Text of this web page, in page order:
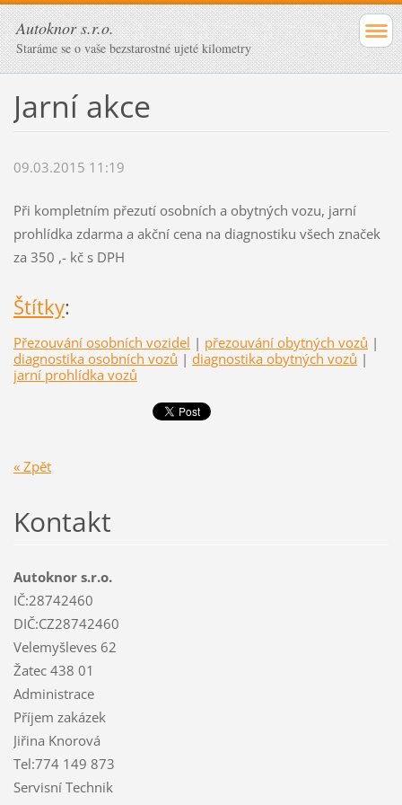
Autoknor s.r.o.
Staráme se o vaše bezstarostné ujeté kilometry
Jarní akce
09.03.2015 11:19
Při kompletním přezutí osobních a obytných vozu, jarní
prohlídka zdarma a akční cena na diagnostiku všech značek
za 350 ,- kč s DPH
Štítky:
Přezouvání osobních vozidel | přezouvání obytných vozů |
diagnostika osobních vozů | diagnostika obytných vozů |
jarní prohlídka vozů
« Zpět
Kontakt
Autoknor s.r.o.
IČ:28742460
DIČ:CZ28742460
Velemyšleves 62
Žatec 438 01
Administrace
Příjem zakázek
Jiřina Knorová
Tel:774 149 873
Servisní Technik